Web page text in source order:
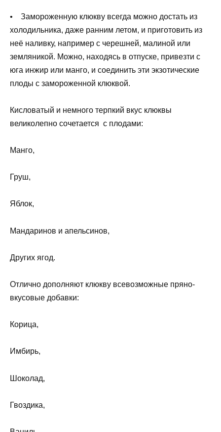
• Замороженную клюкву всегда можно достать из
холодильника, даже ранним летом, и приготовить из
неё наливку, например с черешней, малиной или
земляникой. Можно, находясь в отпуске, привезти с
юга инжир или манго, и соединить эти экзотические
плоды с замороженной клюквой.
Кисловатый и немного терпкий вкус клюквы
великолепно сочетается с плодами:
Манго,
Груш,
Яблок,
Мандаринов и апельсинов,
Других ягод.
Отлично дополняют клюкву всевозможные пряно-
вкусовые добавки:
Корица,
Имбирь,
Шоколад,
Гвоздика,